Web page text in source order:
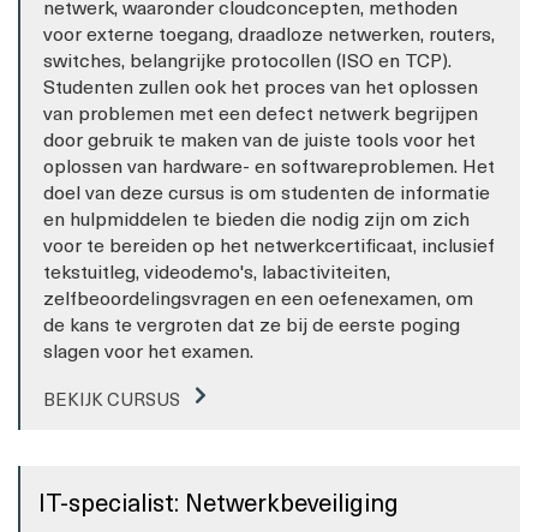
netwerk, waaronder cloudconcepten, methoden
voor externe toegang, draadloze netwerken, routers,
switches, belangrijke protocollen (ISO en TCP).
Studenten zullen ook het proces van het oplossen
van problemen met een defect netwerk begrijpen
door gebruik te maken van de juiste tools voor het
oplossen van hardware- en softwareproblemen. Het
doel van deze cursus is om studenten de informatie
en hulpmiddelen te bieden die nodig zijn om zich
voor te bereiden op het netwerkcertificaat, inclusief
tekstuitleg, videodemo's, labactiviteiten,
zelfbeoordelingsvragen en een oefenexamen, om
de kans te vergroten dat ze bij de eerste poging
slagen voor het examen.
BEKIJK CURSUS
IT-specialist: Netwerkbeveiliging